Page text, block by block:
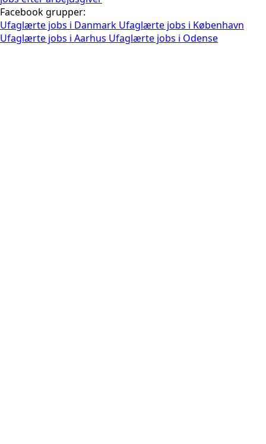
Facebook grupper:
Ufaglærte jobs i Danmark Ufaglærte jobs i København
Ufaglærte jobs i Aarhus Ufaglærte jobs i Odense